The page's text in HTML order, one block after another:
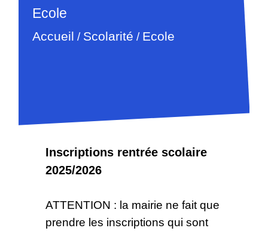
Ecole
Accueil / Scolarité / Ecole
Inscriptions rentrée scolaire
2025/2026
ATTENTION : la mairie ne fait que
prendre les inscriptions qui sont